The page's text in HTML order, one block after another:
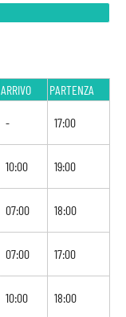
ARRIVO PARTENZA
- 17:00
10:00 19:00
07:00 18:00
07:00 17:00
10:00 18:00